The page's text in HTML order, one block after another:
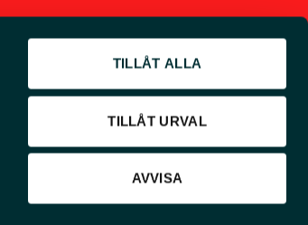
TILLÅT ALLA
TILLÅT URVAL
AVVISA